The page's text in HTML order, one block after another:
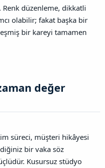
. Renk düzenleme, dikkatli
olabilir; fakat başka bir
bir kareyi tamamen
değer
süreci, müşteri hikâyesi
bir vaka söz
Kusursuz stüdyo